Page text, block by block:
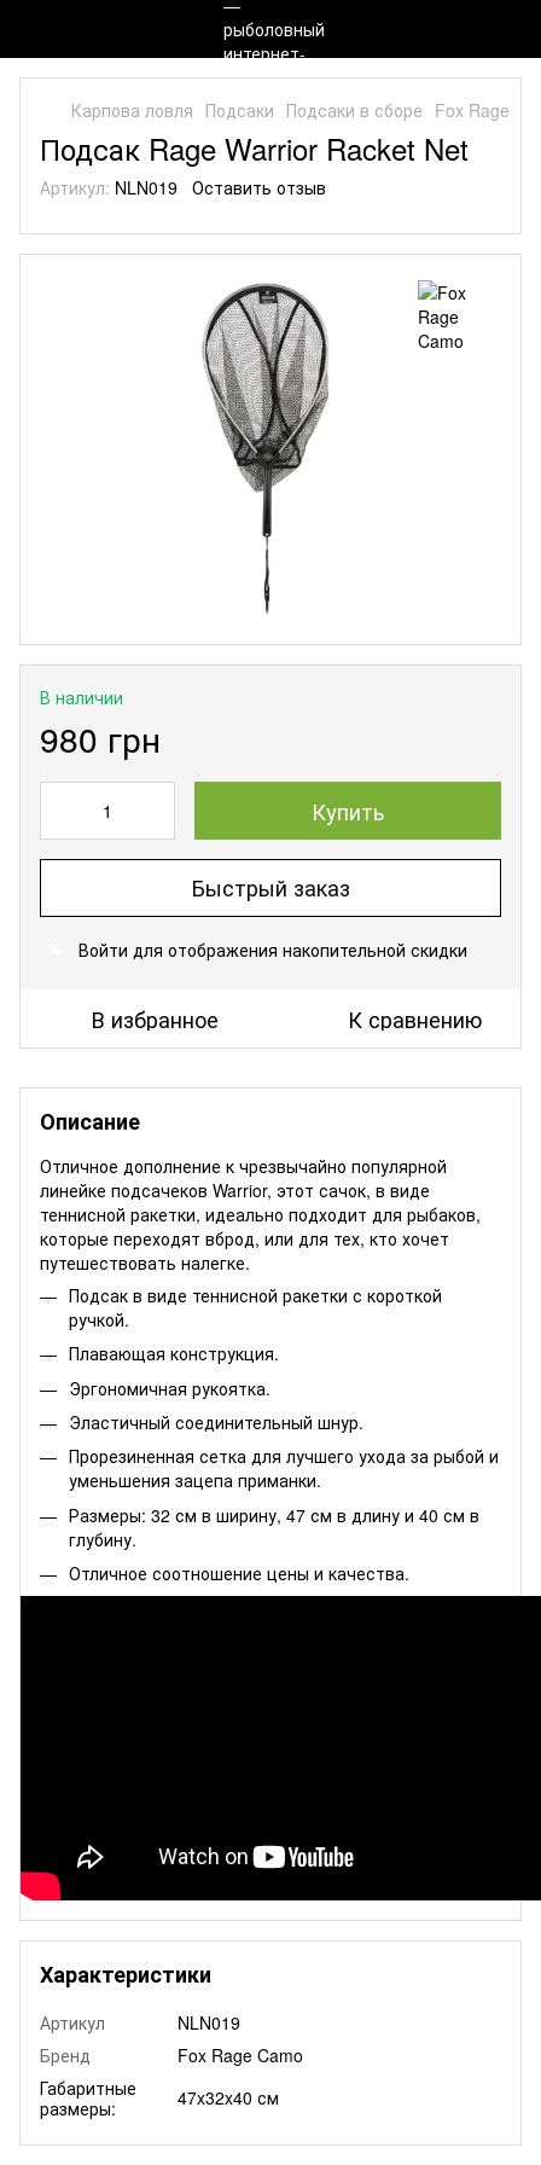
Карпова ловля Подсаки Подсаки в сборе Fox Rage
Подсак Rage Warrior Racket Net
Артикул: NLN019 Оставить отзыв
В наличии
980 грн
Купить
Быстрый заказ
Войти для отображения накопительной скидки
В избранное К сравнению
Описание
Отличное дополнение к чрезвычайно популярной
линейке подсачеков Warrior, этот сачок, в виде
теннисной ракетки, идеально подходит для рыбаков,
которые переходят вброд, или для тех, кто хочет
путешествовать налегке.
Подсак в виде теннисной ракетки с короткой
ручкой.
Плавающая конструкция.
Эргономичная рукоятка.
Эластичный соединительный шнур.
Прорезиненная сетка для лучшего ухода за рыбой и
уменьшения зацепа приманки.
Размеры: 32 см в ширину, 47 см в длину и 40 см в
глубину.
Отличное соотношение цены и качества.
Характеристики
Артикул
NLN019
Бренд
Fox Rage Camo
Габаритные
размеры:
47x32x40 см